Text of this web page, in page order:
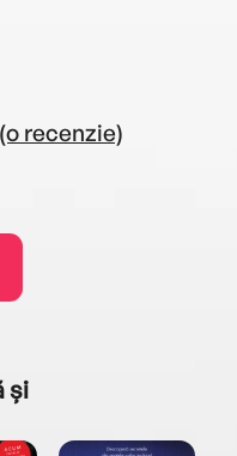
(o recenzie)
și